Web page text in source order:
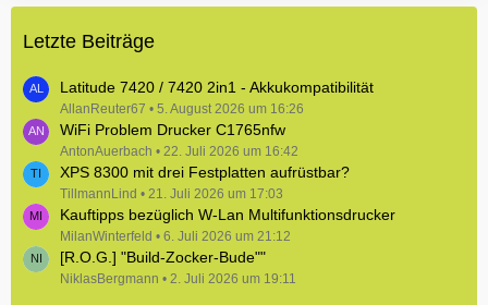
r
g
i
ä
g
e
e
e
i
t
r
ä
g
e
Letzte Beiträge
Latitude 7420 / 7420 2in1 - Akkukompatibilität
AllanReuter67 5. August 2026 um 16:26
WiFi Problem Drucker C1765nfw
AntonAuerbach 22. Juli 2026 um 16:42
XPS 8300 mit drei Festplatten aufrüstbar?
TillmannLind 21. Juli 2026 um 17:03
Kauftipps bezüglich W-Lan Multifunktionsdrucker
MilanWinterfeld 6. Juli 2026 um 21:12
[R.O.G.] "Build-Zocker-Bude""
NiklasBergmann 2. Juli 2026 um 19:11